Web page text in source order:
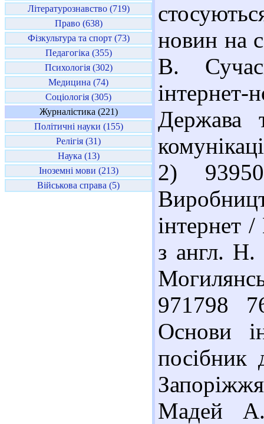
Літературознавство (719)
Право (638)
Фізкультура та спорт (73)
Педагогіка (355)
Психологія (302)
Медицина (74)
Соціологія (305)
Журналістика (221)
Політичні науки (155)
Релігія (31)
Наука (13)
Іноземні мови (213)
Військова справа (5)
новин на
В.
Держава
2)
інтернет
з англ.
971798
Основи
Мадей А.